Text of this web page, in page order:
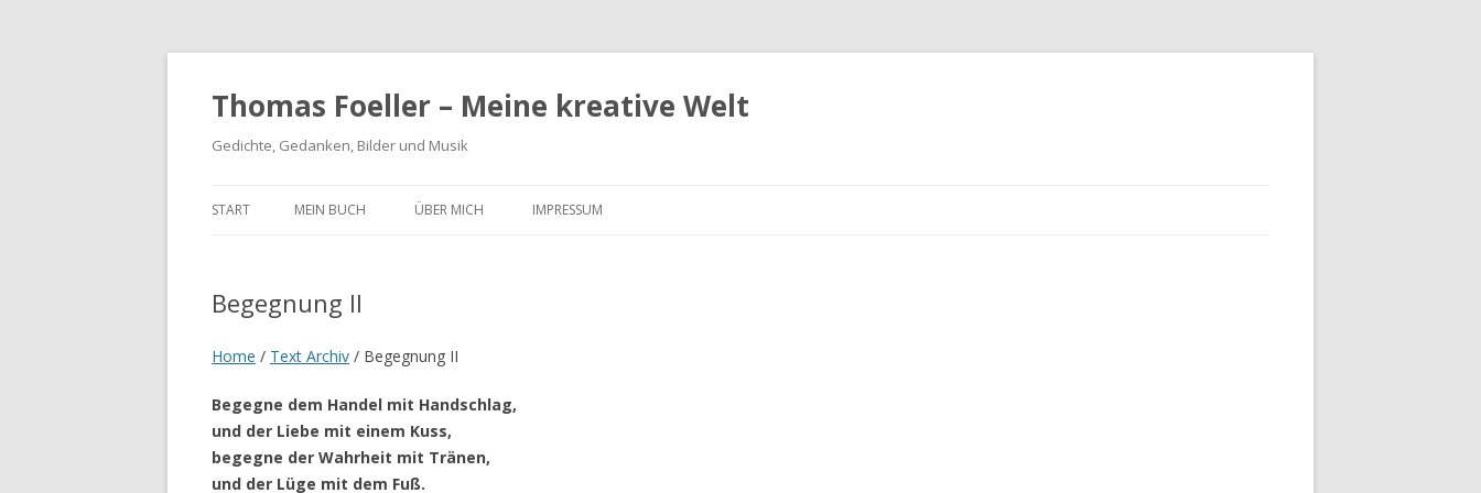
Thomas Foeller – Meine kreative Welt
Gedichte, Gedanken, Bilder und Musik
START MEIN BUCH ÜBER MICH IMPRESSUM
Begegnung II
Home / Text Archiv / Begegnung II
Begegne dem Handel mit Handschlag,
und der Liebe mit einem Kuss,
begegne der Wahrheit mit Tränen,
und der Lüge mit dem Fuß.